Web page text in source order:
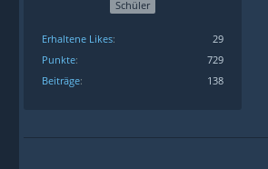
Schüler
Erhaltene Likes
29
Punkte
729
Beiträge
138